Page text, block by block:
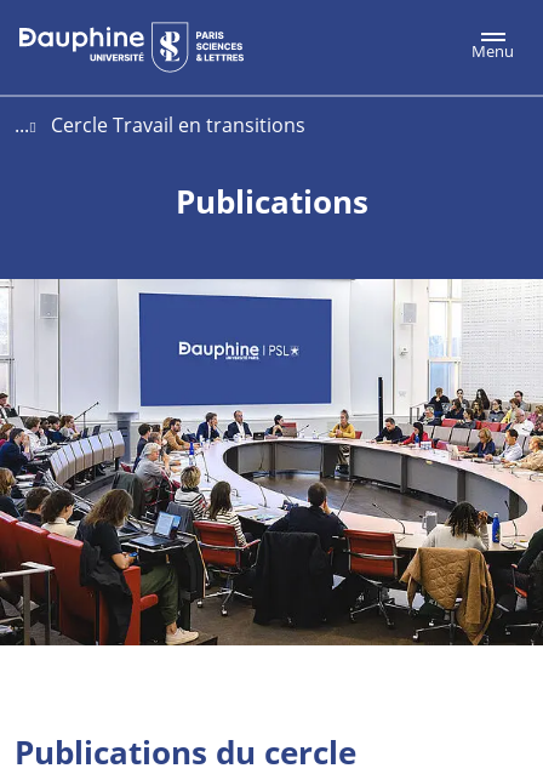
Aller
au
Aller
au
Plan
du
Menu
... Cercle Travail en transitions
Publications
Publications du cercle